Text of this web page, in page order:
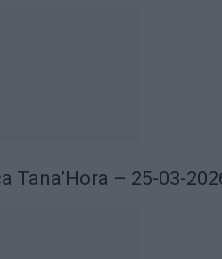
Tana’Hora – 25-03-